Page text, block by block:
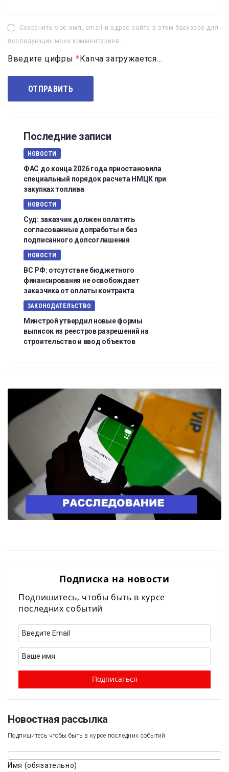
Сохранить моё имя, email и адрес сайта в этом браузере для
последующих моих комментариев.
Введите цифры * Капча загружается...
Последние записи
НОВОСТИ
ФАС до конца 2026 года приостановила
специальный порядок расчета НМЦК при
закупках топлива
НОВОСТИ
Суд: заказчик должен оплатить
согласованные допработы и без
подписанного допсоглашения
НОВОСТИ
ВС РФ: отсутствие бюджетного
финансирования не освобождает
заказчика от оплаты контракта
ЗАКОНОДАТЕЛЬСТВО
Минстрой утвердил новые формы
выписок из реестров разрешений на
строительство и ввод объектов
Подписка на новости
Подпишитесь, чтобы быть в курсе
последних событий
Новостная рассылка​
Подпишитесь чтобы быть в курсе последних событий
Имя (обязательно)